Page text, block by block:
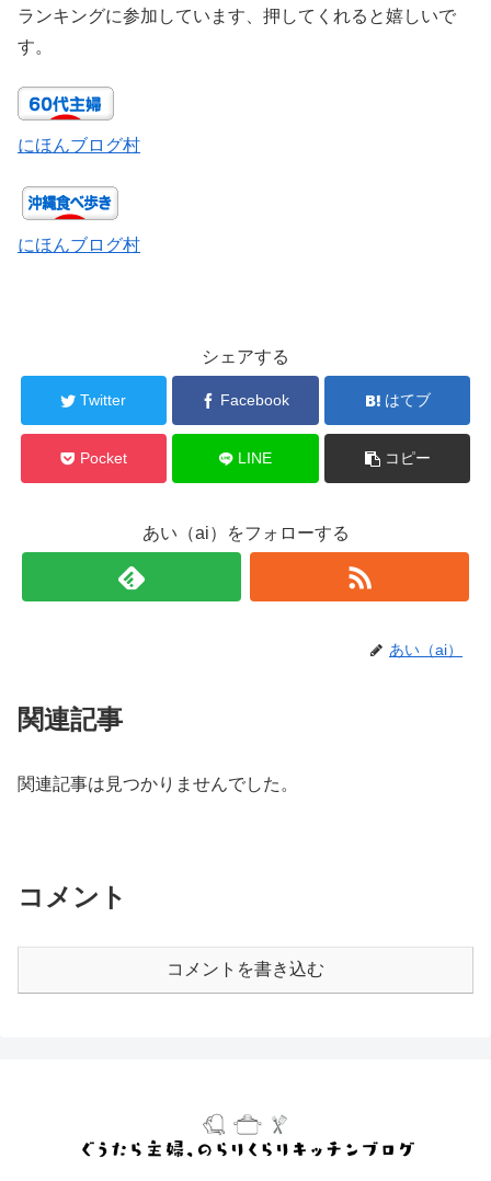
ランキングに参加しています、押してくれると嬉しいで
す。
にほんブログ村
にほんブログ村
シェアする
Twitter Facebook はてブ
Pocket LINE コピー
あい（ai）をフォローする
あい（ai）
関連記事
関連記事は見つかりませんでした。
コメント
コメントを書き込む